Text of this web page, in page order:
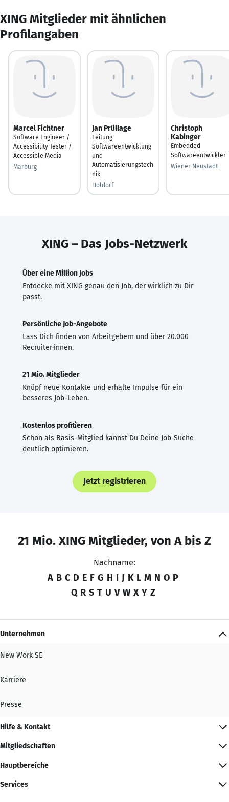
XING Mitglieder mit ähnlichen
Profilangaben
Marcel Fichtner
Software Engineer /
Accessibility Tester /
Accessible Media
Marburg
Jan Prüllage
Leitung
Softwareentwicklung
und
Automatisierungstech
nik
Holdorf
Christoph
Kabinger
Embedded
Softwareentwickler
Wiener Neustadt
XING – Das Jobs-Netzwerk
Über eine Million Jobs
Entdecke mit XING genau den Job, der wirklich zu Dir
passt.
Persönliche Job-Angebote
Lass Dich finden von Arbeitgebern und über 20.000
Recruiter·innen.
21 Mio. Mitglieder
Knüpf neue Kontakte und erhalte Impulse für ein
besseres Job-Leben.
Kostenlos profitieren
Schon als Basis-Mitglied kannst Du Deine Job-Suche
deutlich optimieren.
Jetzt registrieren
21 Mio. XING Mitglieder, von A bis Z
Nachname:
A B C D E F G H I J K L M N O P
Q R S T U V W X Y Z
Unternehmen
New Work SE
Karriere
Presse
Hilfe & Kontakt
Mitgliedschaften
Hauptbereiche
Services